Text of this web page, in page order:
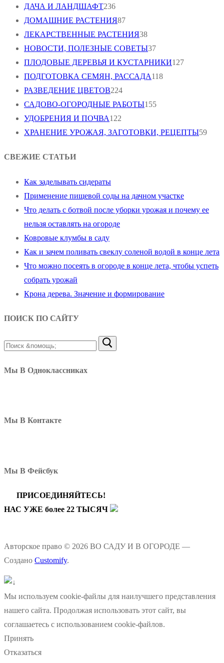
ДАЧА И ЛАНДШАФТ236
ДОМАШНИЕ РАСТЕНИЯ87
ЛЕКАРСТВЕННЫЕ РАСТЕНИЯ38
НОВОСТИ, ПОЛЕЗНЫЕ СОВЕТЫ37
ПЛОДОВЫЕ ДЕРЕВЬЯ И КУСТАРНИКИ127
ПОДГОТОВКА СЕМЯН, РАССАДА118
РАЗВЕДЕНИЕ ЦВЕТОВ224
САДОВО-ОГОРОДНЫЕ РАБОТЫ155
УДОБРЕНИЯ И ПОЧВА122
ХРАНЕНИЕ УРОЖАЯ, ЗАГОТОВКИ, РЕЦЕПТЫ59
СВЕЖИЕ СТАТЬИ
Как заделывать сидераты
Применение пищевой соды на дачном участке
Что делать с ботвой после уборки урожая и почему ее
нельзя оставлять на огороде
Ковровые клумбы в саду
Как и зачем поливать свеклу соленой водой в конце лета
Что можно посеять в огороде в конце лета, чтобы успеть
собрать урожай
Крона дерева. Значение и формирование
ПОИСК ПО САЙТУ
Найти:
Мы В Одноклассниках
Мы В Контакте
Мы В Фейсбук
ПРИСОЕДИНЯЙТЕСЬ!
НАС УЖЕ более 22 ТЫСЯЧ
Авторское право © 2026 ВО САДУ И В ОГОРОДЕ —
Создано Customify.
Мы используем cookie-файлы для наилучшего представления
нашего сайта. Продолжая использовать этот сайт, вы
соглашаетесь с использованием cookie-файлов.
Принять
Отказаться